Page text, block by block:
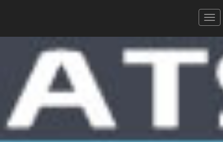
La Casartelli - 03/09/2023
La Marco VAE 58,7 (1165m D+)